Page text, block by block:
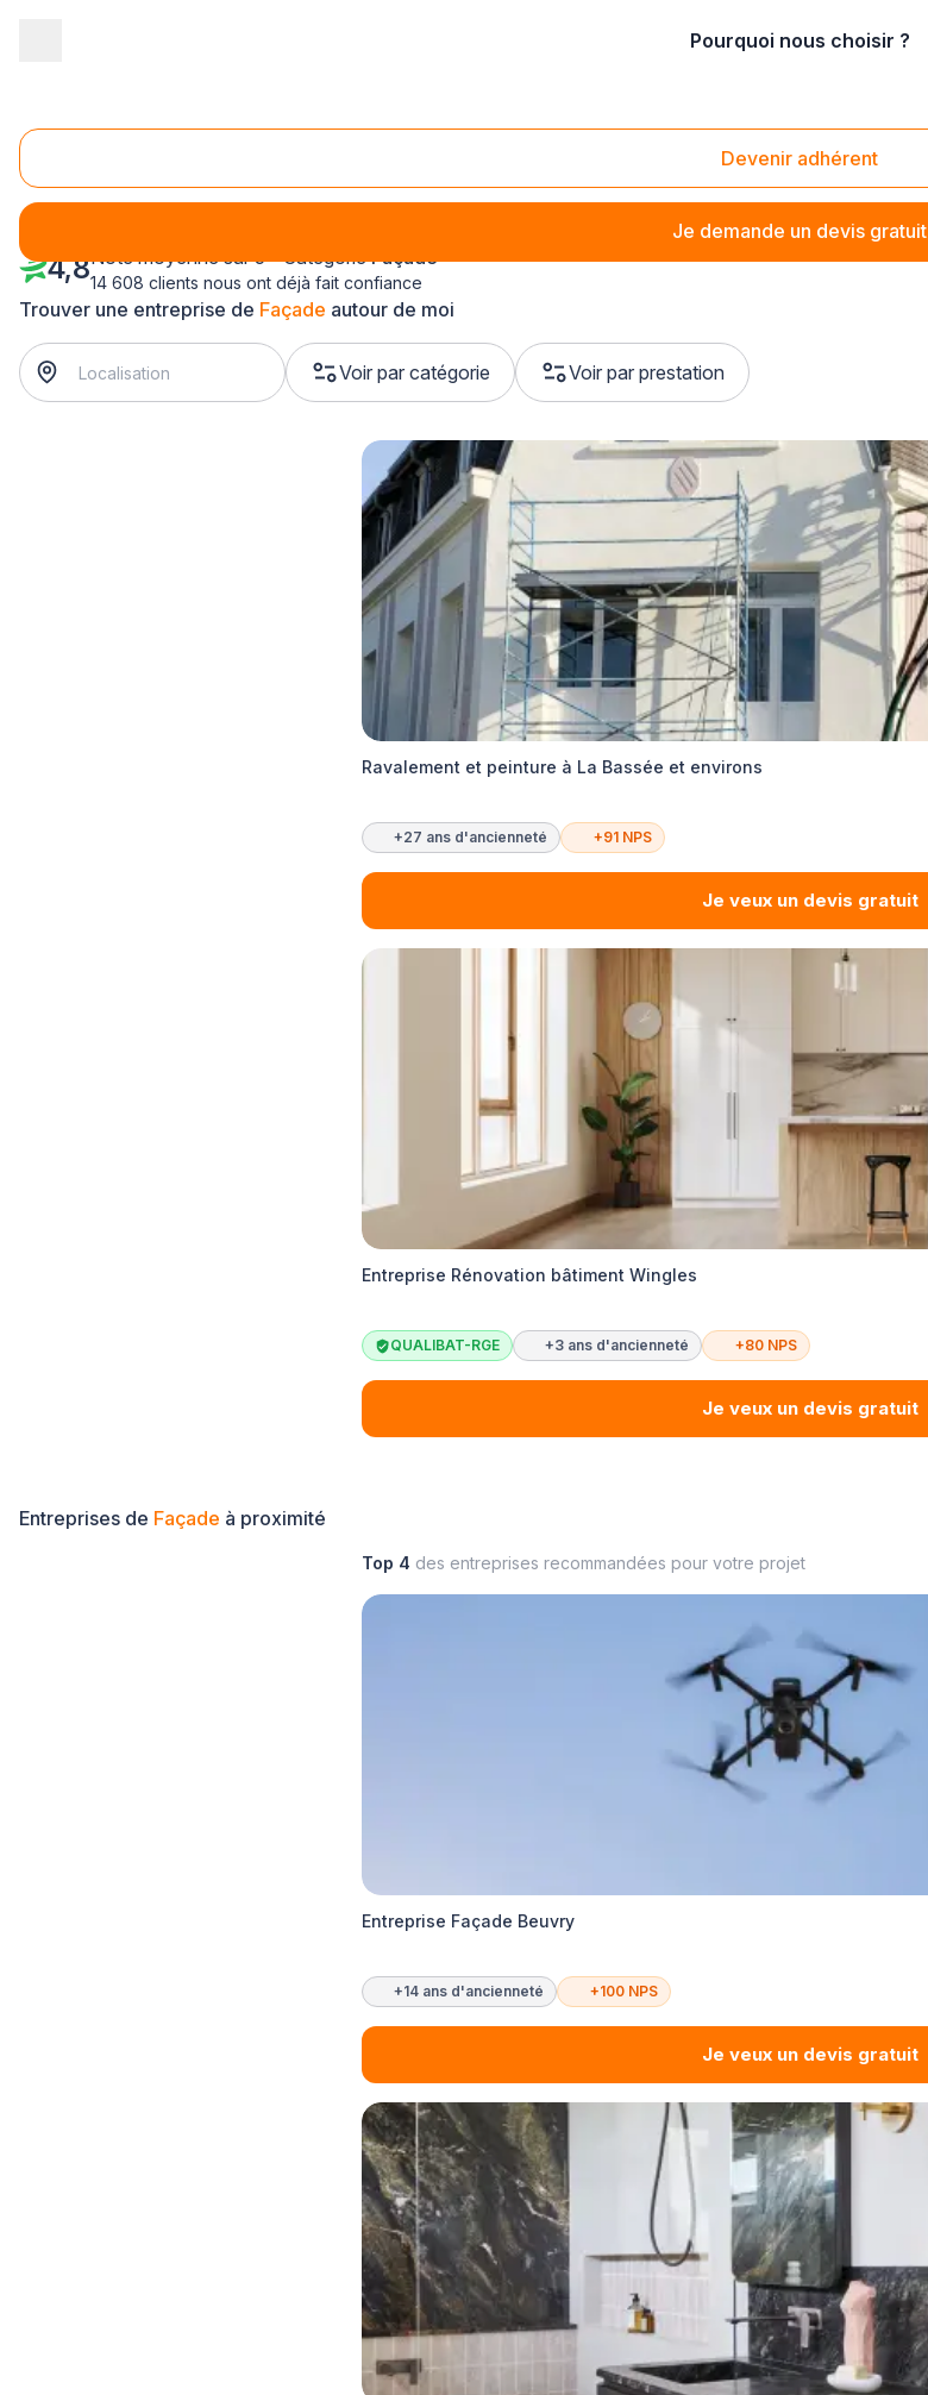
Pourquoi nous choisir ?
Devenir adhérent
Je demande un devis gratuit
Façade La Bassée (59480)
Trouver une entreprise de Façade autour de moi
Voir par catégorie Voir par prestation
4,8Note moyenne sur 5 - CatégorieFaçade
14 608 clients nous ont déjà fait confiance
Ravalement et peinture à La Bassée et environs
+27 ans d'ancienneté +91 NPS
Je veux un devis gratuit
Entreprise Rénovation bâtiment Wingles
QUALIBAT-RGE +3 ans d'ancienneté +80 NPS
Je veux un devis gratuit
Entreprises de Façade à proximité
Top 4 des entreprises recommandées pour votre projet
Entreprise Façade Beuvry
+14 ans d'ancienneté +100 NPS
Je veux un devis gratuit